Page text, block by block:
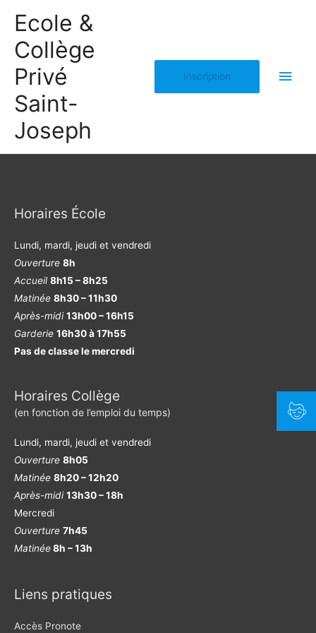
Ecole &
Collège
Privé
Saint-
Joseph
Inscription
Horaires École
Lundi, mardi, jeudi et vendredi
Ouverture 8h
Accueil 8h15 – 8h25
Matinée 8h30 – 11h30
Après-midi 13h00 – 16h15
Garderie 16h30 à 17h55
Pas de classe le mercredi
Horaires Collège
(en fonction de l’emploi du temps)
Lundi, mardi, jeudi et vendredi
Ouverture 8h05
Matinée 8h20 – 12h20
Après-midi 13h30 – 18h
Mercredi
Ouverture 7h45
Matinée8h – 13h
Liens pratiques
Accès Pronote